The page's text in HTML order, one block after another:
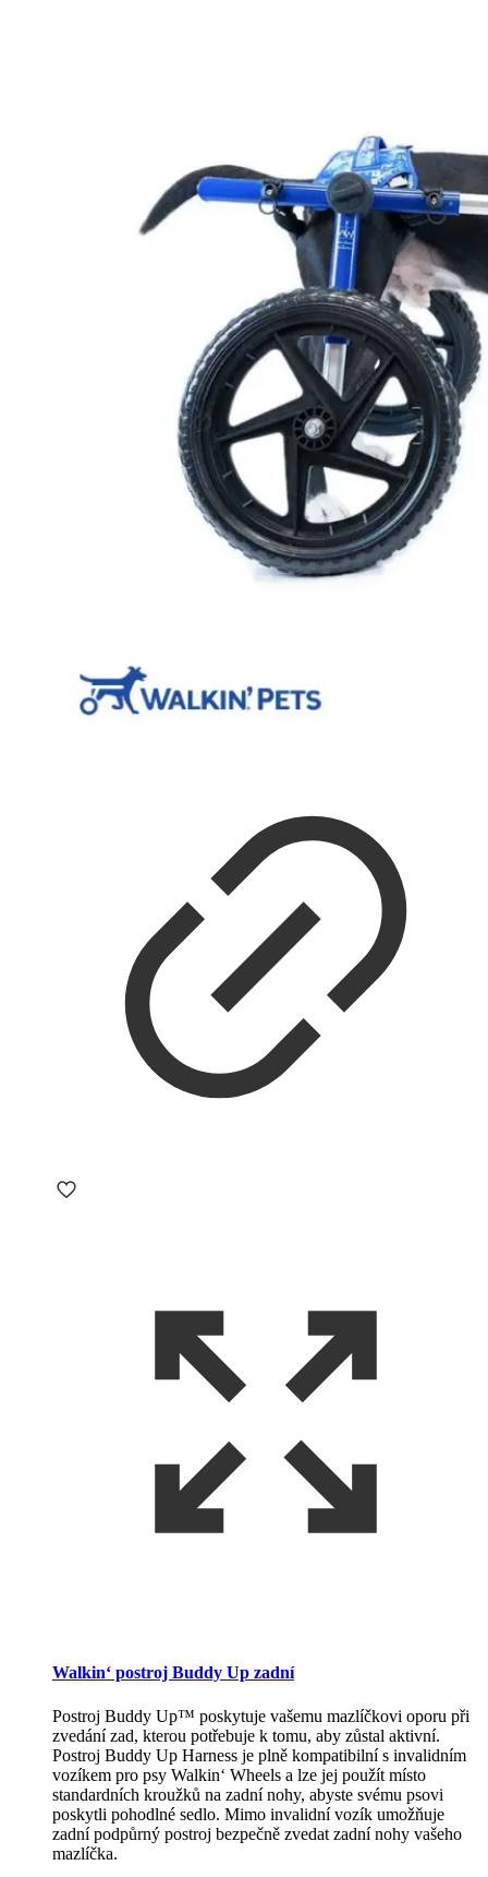
Walkin‘ postroj Buddy Up zadní
Postroj Buddy Up™ poskytuje vašemu mazlíčkovi oporu při
zvedání zad, kterou potřebuje k tomu, aby zůstal aktivní.
Postroj Buddy Up Harness je plně kompatibilní s invalidním
vozíkem pro psy Walkin‘ Wheels a lze jej použít místo
standardních kroužků na zadní nohy, abyste svému psovi
poskytli pohodlné sedlo. Mimo invalidní vozík umožňuje
zadní podpůrný postroj bezpečně zvedat zadní nohy vašeho
mazlíčka.